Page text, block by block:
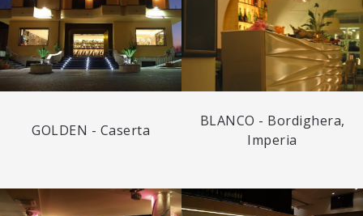
GOLDEN - Caserta
BLANCO - Bordighera,
Imperia